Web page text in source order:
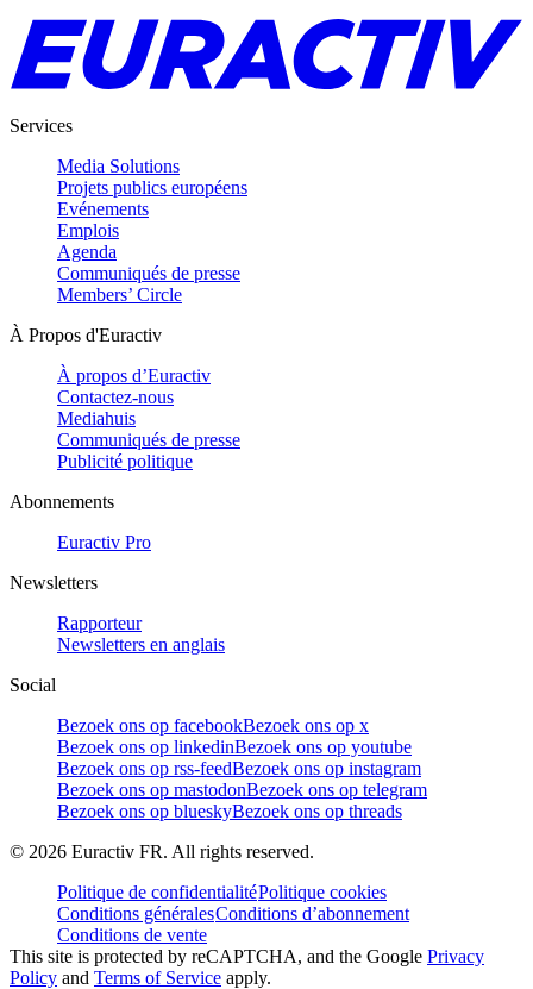
Services
Media Solutions
Projets publics européens
Evénements
Emplois
Agenda
Communiqués de presse
Members’ Circle
À Propos d'Euractiv
À propos d’Euractiv
Contactez-nous
Mediahuis
Communiqués de presse
Publicité politique
Abonnements
Euractiv Pro
Newsletters
Rapporteur
Newsletters en anglais
Social
Bezoek ons op facebookBezoek ons op x
Bezoek ons op linkedinBezoek ons op youtube
Bezoek ons op rss-feedBezoek ons op instagram
Bezoek ons op mastodonBezoek ons op telegram
Bezoek ons op blueskyBezoek ons op threads
© 2026 Euractiv FR. All rights reserved.
Politique de confidentialitéPolitique cookies
Conditions généralesConditions d’abonnement
Conditions de vente
This site is protected by reCAPTCHA, and the Google Privacy
Policy and Terms of Service apply.